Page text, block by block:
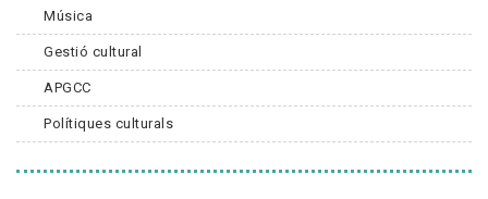
Música
Gestió cultural
APGCC
Polítiques culturals